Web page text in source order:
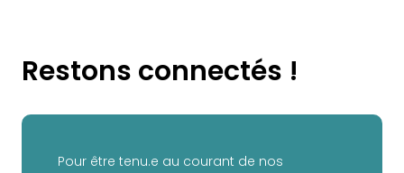
Restons connectés !
Pour être tenu.e au courant de nos